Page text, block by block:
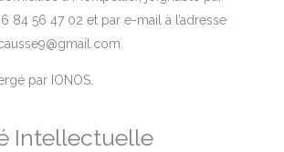
84 56 47 02 et par e-mail à l’adresse
par IONOS.
Intellectuelle